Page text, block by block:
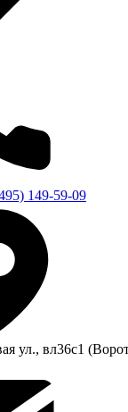
149-59-09
ул., вл36с1